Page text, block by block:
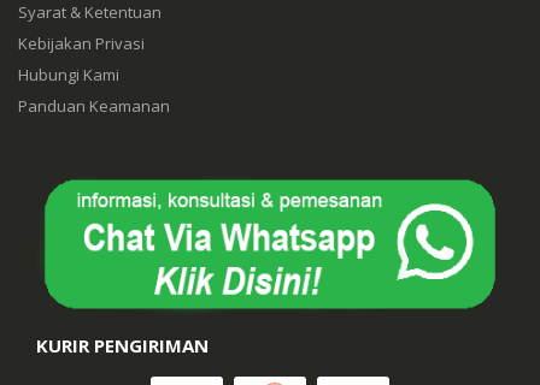
Syarat & Ketentuan
Kebijakan Privasi
Hubungi Kami
Panduan Keamanan
KURIR PENGIRIMAN